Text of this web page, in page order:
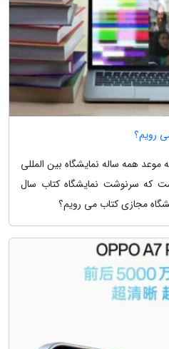
رویم؟
همه ساله نمایشگاه بین المللی
که سرنوشت نمایشگاه کتاب سال
مجازی کتاب می رویم؟